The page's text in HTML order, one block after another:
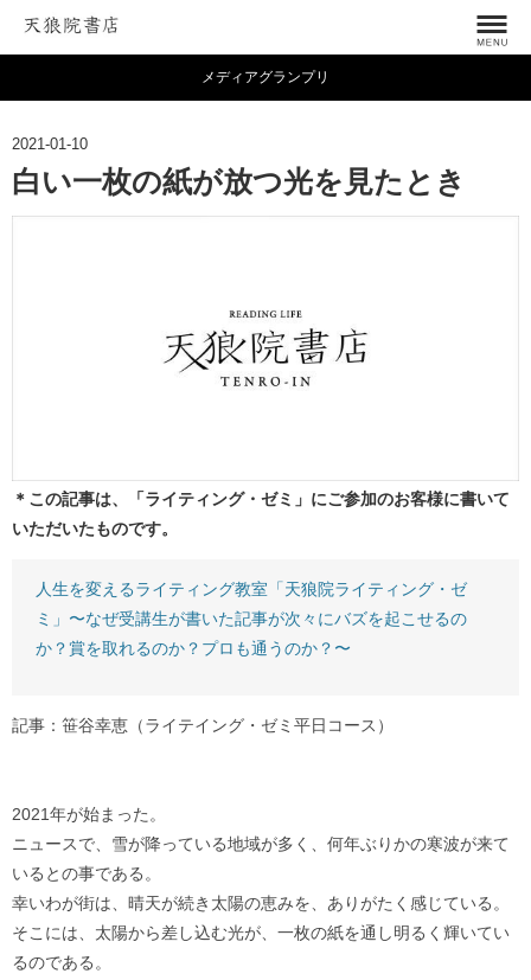
メディアグランプリ
2021-01-10
白い一枚の紙が放つ光を見たとき
＊この記事は、「ライティング・ゼミ」にご参加のお客様に書いて
いただいたものです。
人生を変えるライティング教室「天狼院ライティング・ゼ
ミ」〜なぜ受講生が書いた記事が次々にバズを起こせるの
か？賞を取れるのか？プロも通うのか？〜
記事：笹谷幸恵（ライテイング・ゼミ平日コース）
2021年が始まった。
ニュースで、雪が降っている地域が多く、何年ぶりかの寒波が来て
いるとの事である。
幸いわが街は、晴天が続き太陽の恵みを、ありがたく感じている。
そこには、太陽から差し込む光が、一枚の紙を通し明るく輝いてい
るのである。